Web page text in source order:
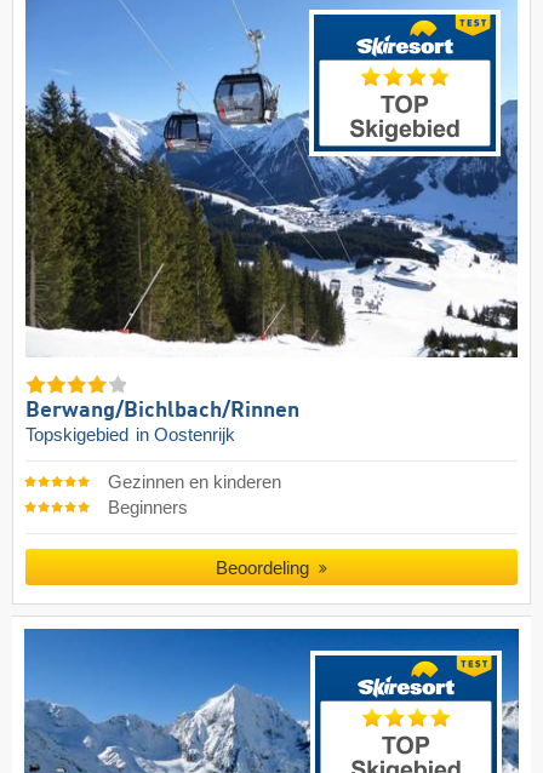
Berwang/​Bichlbach/​Rinnen
Topskigebied in Oostenrijk
Gezinnen en kinderen
Beginners
Beoordeling